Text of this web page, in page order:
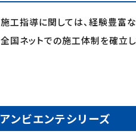
施工指導に関しては、経験豊富
全国ネットでの施工体制を確立
アンビエンテシリーズ